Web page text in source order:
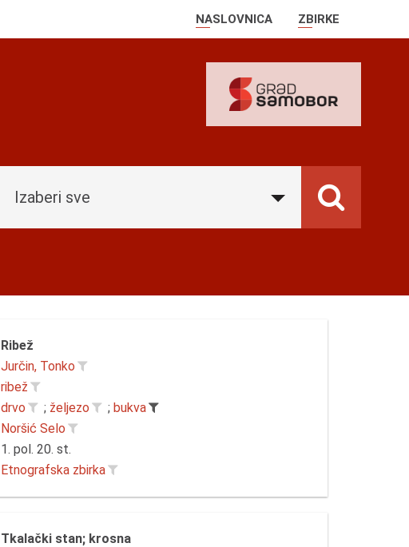
NASLOVNICA ZBIRKE
Izaberi sve
Ribež
Jurčin, Tonko
ribež
drvo ; željezo ; bukva
Noršić Selo
1. pol. 20. st.
Etnografska zbirka
Tkalački stan; krosna